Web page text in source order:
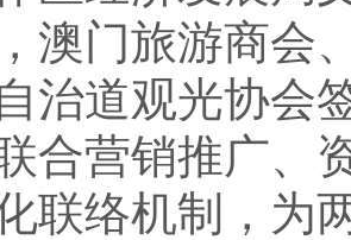
澳门旅游商会
治道观光协会
合营销推广、
联络机制，为